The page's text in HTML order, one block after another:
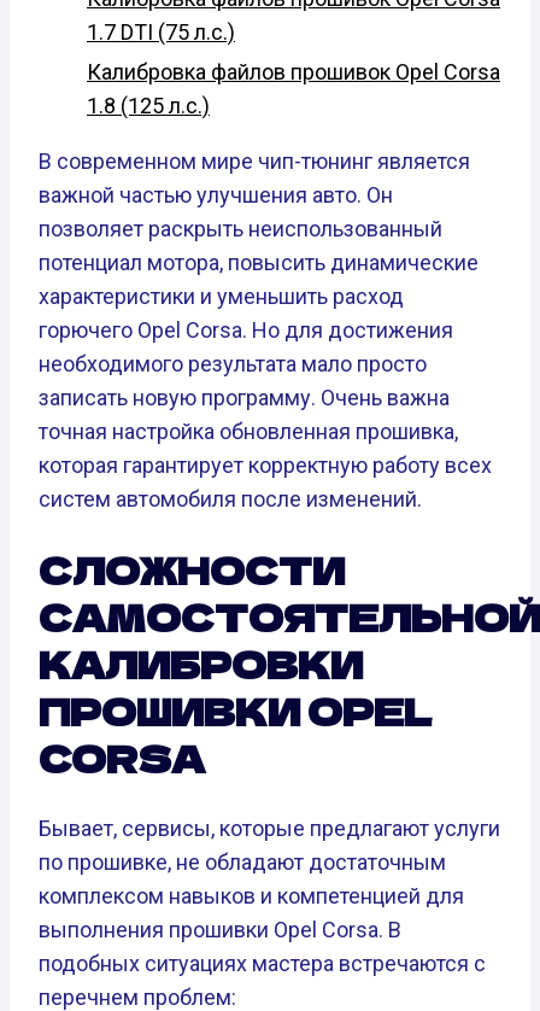
1.7 DTI (75 л.с.)
Калибровка файлов прошивок Opel Corsa
1.8 (125 л.с.)
В современном мире чип-тюнинг является
важной частью улучшения авто. Он
позволяет раскрыть неиспользованный
потенциал мотора, повысить динамические
характеристики и уменьшить расход
горючего Opel Corsa. Но для достижения
необходимого результата мало просто
записать новую программу. Очень важна
точная настройка обновленная прошивка,
которая гарантирует корректную работу всех
систем автомобиля после изменений.
СЛОЖНОСТИ
САМОСТОЯТЕЛЬНОЙ
КАЛИБРОВКИ
ПРОШИВКИ OPEL
CORSA
Бывает, сервисы, которые предлагают услуги
по прошивке, не обладают достаточным
комплексом навыков и компетенцией для
выполнения прошивки Opel Corsa. В
подобных ситуациях мастера встречаются с
перечнем проблем: